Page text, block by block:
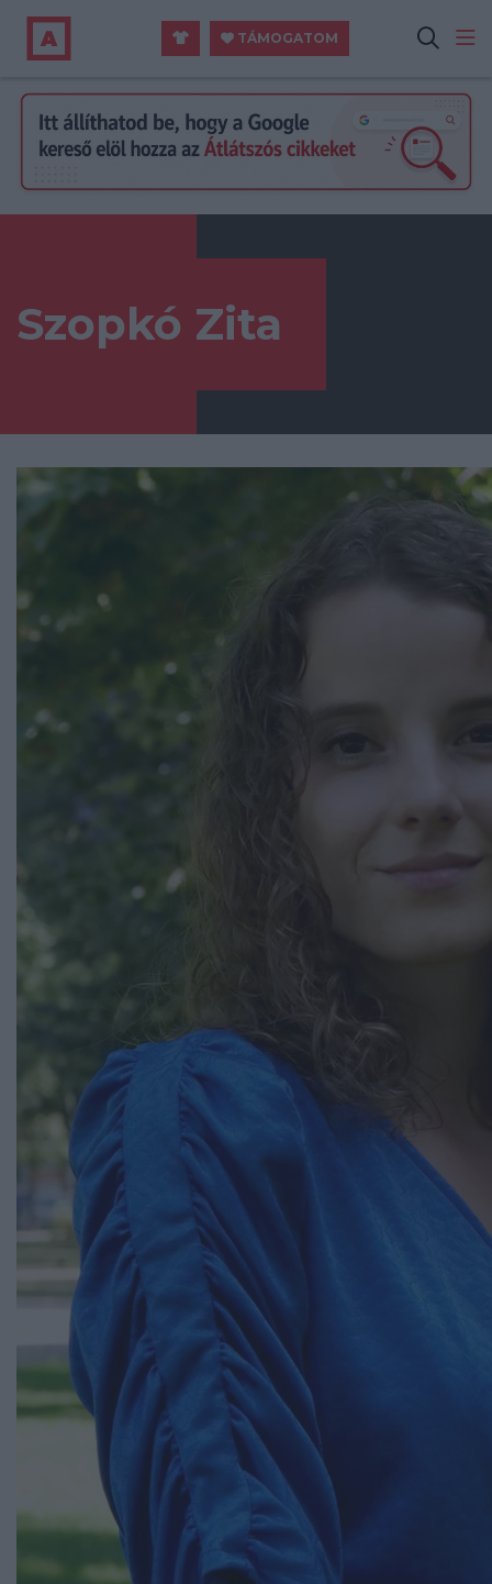
TÁMOGATOM
Szopkó Zita